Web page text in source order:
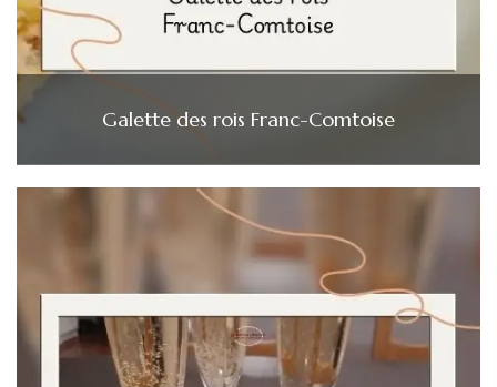
Galette des rois Franc-Comtoise